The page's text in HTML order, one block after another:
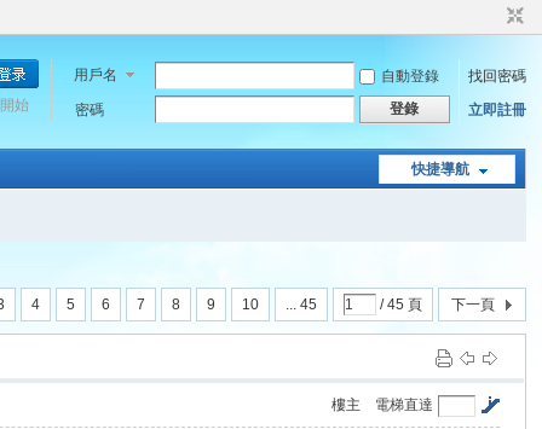
用戶名 自動登錄
找回密碼
密碼
登錄 立即註冊
始
快捷導航
4 5 6 7 8 9 10 ... 45 / 45 頁 下一頁
電梯直達
樓主